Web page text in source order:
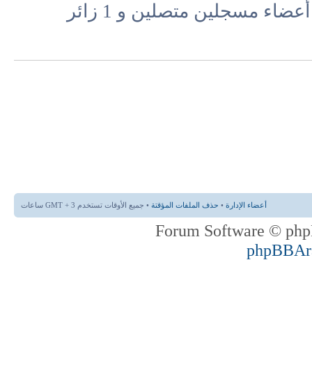
مسجلين متصلين و 1 زائر
أعضاء الإدارة • حذف الملفات المؤقتة • جميع الأوقات تستخدم GMT + 3 ساعات